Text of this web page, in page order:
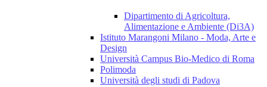
Dipartimento di Agricoltura,
Alimentazione e Ambiente (Di3A)
Istituto Marangoni Milano - Moda, Arte e
Design
Università Campus Bio-Medico di Roma
Polimoda
Università degli studi di Padova